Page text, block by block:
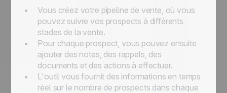
Vous créez votre pipeline de vente, où vous
pouvez suivre vos prospects à différents
stades de la vente.
Pour chaque prospect, vous pouvez ensuite
ajouter des notes, des rappels, des
documents et des actions à effectuer.
L'outil vous fournit des informations en temps
réel sur le nombre de prospects dans chaque